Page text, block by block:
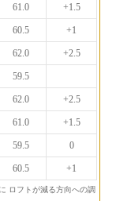
61.0 +1.5
60.5 +1
62.0 +2.5
59.5
62.0 +2.5
61.0 +1.5
59.5 0
60.5 +1
ロフトが減る方向への調